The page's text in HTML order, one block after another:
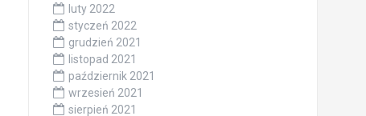
luty 2022
styczeń 2022
grudzień 2021
listopad 2021
październik 2021
wrzesień 2021
sierpień 2021